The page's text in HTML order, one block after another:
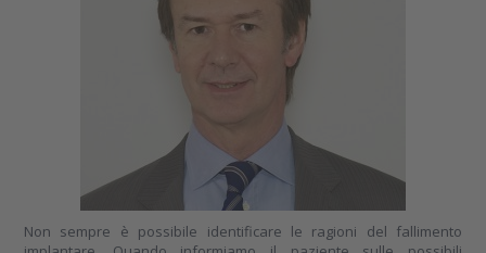
Non sempre è possibile identificare le ragioni del fallimento